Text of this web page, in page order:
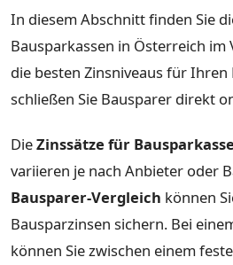
In diesem Abschnitt finden Sie
Bausparkassen in Österreich im
die besten Zinsniveaus für
schließen Sie Bausparer direkt
DieZinssätze für
variieren je nach Anbieter oder
Bausparer-Vergleich können
Bausparzinsen sichern. Bei
können Sie zwischen einem